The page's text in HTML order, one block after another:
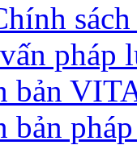
pháp
bản
bản